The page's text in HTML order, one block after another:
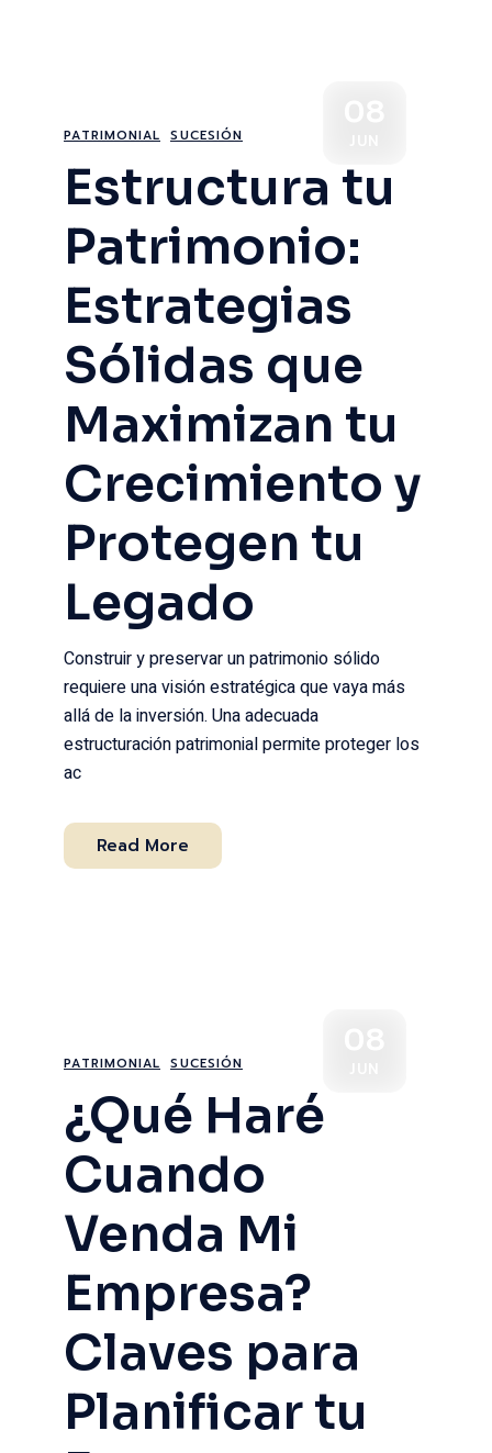
PATRIMONIAL SUCESIÓN
Estructura tu
Patrimonio:
Estrategias
Sólidas que
Maximizan tu
Crecimiento y
Protegen tu
Legado
Construir y preservar un patrimonio sólido
requiere una visión estratégica que vaya más
allá de la inversión. Una adecuada
estructuración patrimonial permite proteger los
ac
Read More
PATRIMONIAL SUCESIÓN
¿Qué Haré
Cuando
Venda Mi
Empresa?
Claves para
Planificar tu